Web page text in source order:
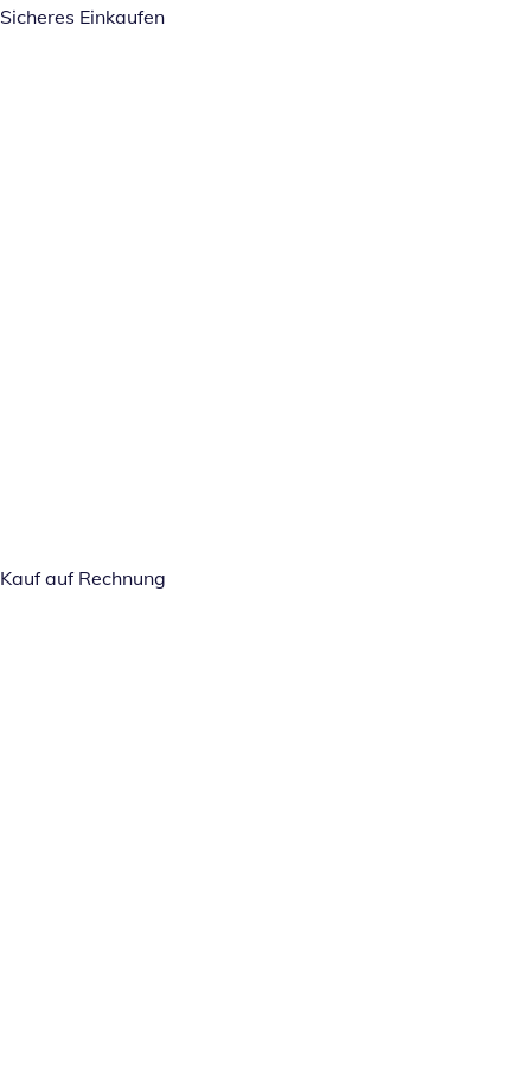
Sicheres Einkaufen
Kauf auf Rechnung